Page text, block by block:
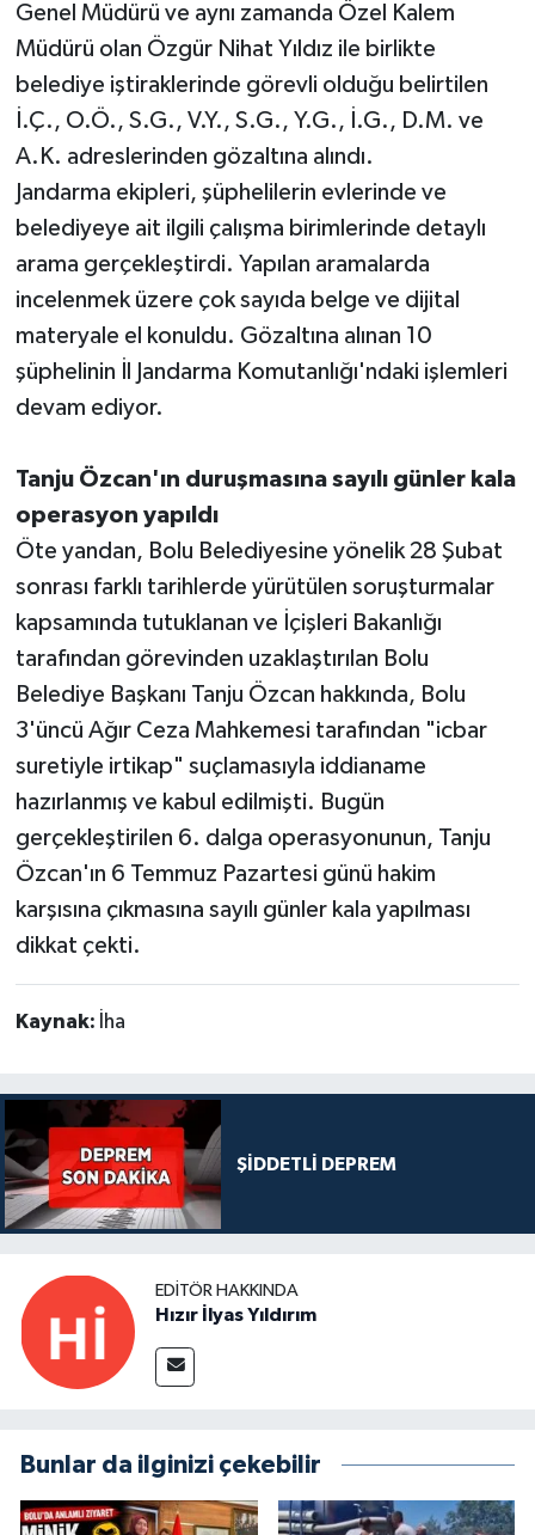
Genel Müdürü ve aynı zamanda Özel Kalem
Müdürü olan Özgür Nihat Yıldız ile birlikte
belediye iştiraklerinde görevli olduğu belirtilen
İ.Ç., O.Ö., S.G., V.Y., S.G., Y.G., İ.G., D.M. ve
A.K. adreslerinden gözaltına alındı.
Jandarma ekipleri, şüphelilerin evlerinde ve
belediyeye ait ilgili çalışma birimlerinde detaylı
arama gerçekleştirdi. Yapılan aramalarda
incelenmek üzere çok sayıda belge ve dijital
materyale el konuldu. Gözaltına alınan 10
şüphelinin İl Jandarma Komutanlığı'ndaki işlemleri
devam ediyor.
Tanju Özcan'ın duruşmasına sayılı günler kala
operasyon yapıldı
Öte yandan, Bolu Belediyesine yönelik 28 Şubat
sonrası farklı tarihlerde yürütülen soruşturmalar
kapsamında tutuklanan ve İçişleri Bakanlığı
tarafından görevinden uzaklaştırılan Bolu
Belediye Başkanı Tanju Özcan hakkında, Bolu
3'üncü Ağır Ceza Mahkemesi tarafından "icbar
suretiyle irtikap" suçlamasıyla iddianame
hazırlanmış ve kabul edilmişti. Bugün
gerçekleştirilen 6. dalga operasyonunun, Tanju
Özcan'ın 6 Temmuz Pazartesi günü hakim
karşısına çıkmasına sayılı günler kala yapılması
dikkat çekti.
Kaynak: İha
ŞİDDETLİ DEPREM
EDITÖR HAKKINDA
Hızır İlyas Yıldırım
Bunlar da ilginizi çekebilir